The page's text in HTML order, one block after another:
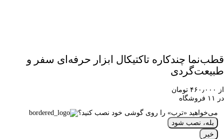
قطب‌نما چندکاره تاکتیکال ابزار حرفه‌ای سفر و
طبیعت‌گردی
از ۴۶۰٫۰۰۰ تومان
در ۱۱ فروشگاه
می‌خواهید «ترب» را روی گوشی خود نصب کنید؟
بله، نصب شود
خیر